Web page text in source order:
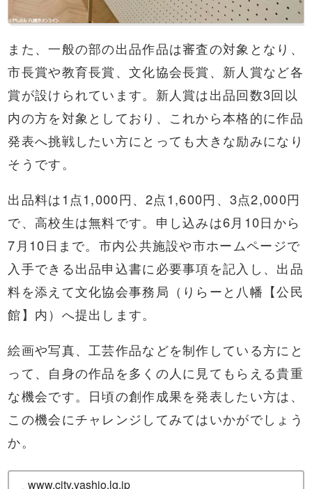
また、一般の部の出品作品は審査の対象となり、
市長賞や教育長賞、文化協会長賞、新人賞など各
賞が設けられています。新人賞は出品回数3回以
内の方を対象としており、これから本格的に作品
発表へ挑戦したい方にとっても大きな励みになり
そうです。
出品料は1点1,000円、2点1,600円、3点2,000円
で、高校生は無料です。申し込みは6月10日から
7月10日まで。市内公共施設や市ホームページで
入手できる出品申込書に必要事項を記入し、出品
料を添えて文化協会事務局（りらーと八幡【公民
館】内）へ提出します。
絵画や写真、工芸作品などを制作している方にと
って、自身の作品を多くの人に見てもらえる貴重
な機会です。日頃の創作成果を発表したい方は、
この機会にチャレンジしてみてはいかがでしょう
か。
www.city.yashio.lg.jp